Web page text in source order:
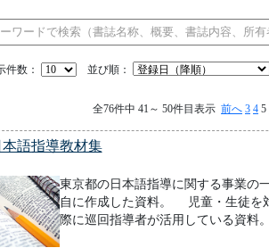
件数： 並び順：
全76件中 41～ 50件目表示 前へ 3 4 5
語指導教材集
東京都の日本語指導に関する事業の
自に作成した資料。 児童・生徒を
際に巡回指導者が活用している資料。